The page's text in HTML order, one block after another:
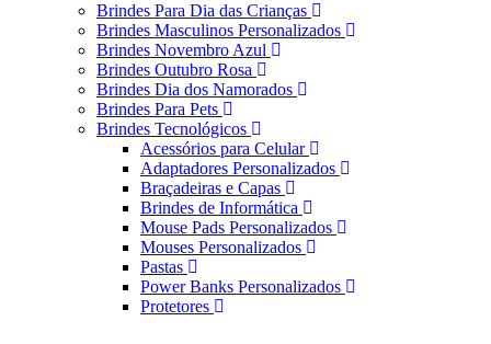
Brindes Para Dia das Crianças
Brindes Masculinos Personalizados
Brindes Novembro Azul
Brindes Outubro Rosa
Brindes Dia dos Namorados
Brindes Para Pets
Brindes Tecnológicos
Acessórios para Celular
Adaptadores Personalizados
Braçadeiras e Capas
Brindes de Informática
Mouse Pads Personalizados
Mouses Personalizados
Pastas
Power Banks Personalizados
Protetores